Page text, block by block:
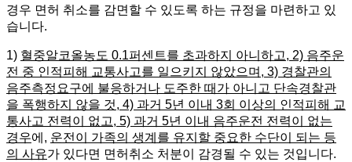
경우 면허 취소를 감면할 수 있도록 하는 규정을 마련하고 있
습니다.
1) 혈중알코올농도 0.1퍼센트를 초과하지 아니하고, 2) 음주운
전 중 인적피해 교통사고를 일으키지 않았으며, 3) 경찰관의
음주측정요구에 불응하거나 도주한 때가 아니고 단속경찰관
을 폭행하지 않을 것, 4) 과거 5년 이내 3회 이상의 인적피해 교
통사고 전력이 없고, 5) 과거 5년 이내 음주운전 전력이 없는
경우에, 운전이 가족의 생계를 유지할 중요한 수단이 되는 등
의 사유가 있다면 면허취소 처분이 감경될 수 있는 것입니다.